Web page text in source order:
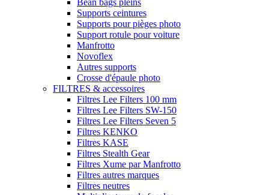
Bean bags pleins
Supports ceintures
Supports pour pièges photo
Support rotule pour voiture
Manfrotto
Novoflex
Autres supports
Crosse d'épaule photo
FILTRES & accessoires
Filtres Lee Filters 100 mm
Filtres Lee Filters SW-150
Filtres Lee Filters Seven 5
Filtres KENKO
Filtres KASE
Filtres Stealth Gear
Filtres Xume par Manfrotto
Filtres autres marques
Filtres neutres